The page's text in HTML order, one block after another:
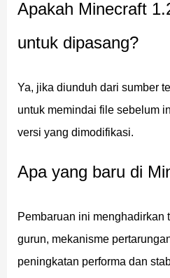
Nautilus adalah tunggangan
membuat eksplorasi bawah
Fitur ini secara
bagi pemain yang
Apakah Minecraft
untuk dipasang?
Ya, jika diunduh dari sumber
untuk memindai file sebelum
versi yang dimodifikasi.
Apa yang baru di
Pembaruan ini menghadirkan
gurun, mekanisme
peningkatan performa dan